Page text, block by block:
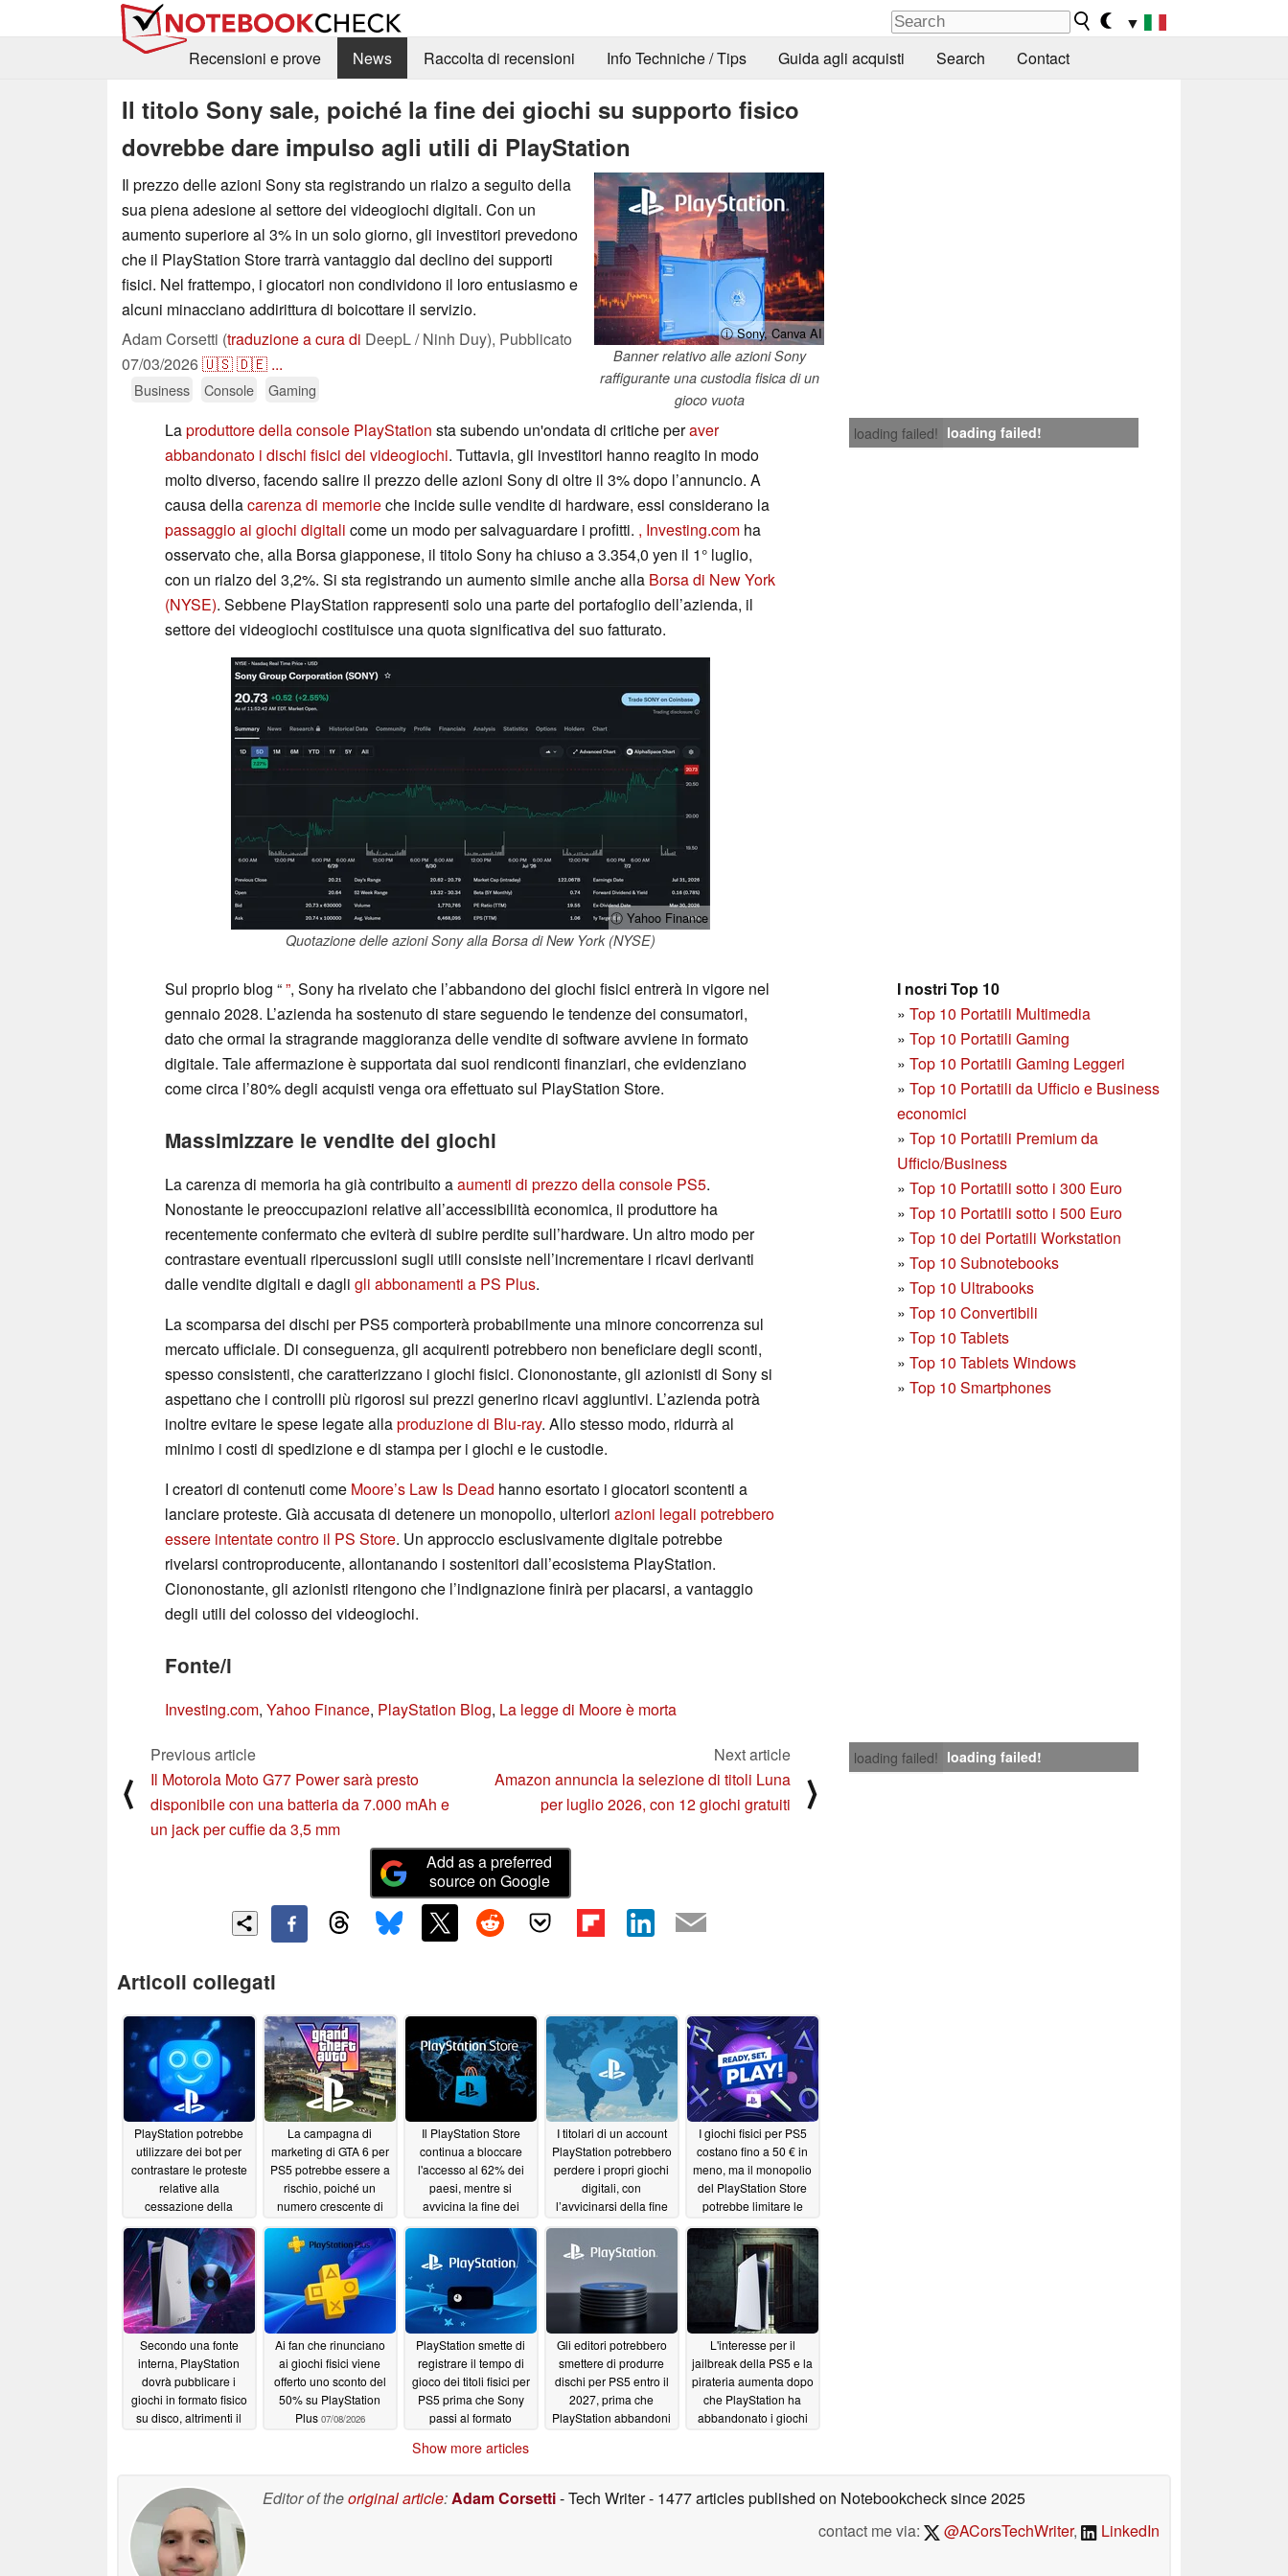
▼
Recensioni e prove
News Raccolta di recensioni Info Techniche / Tips Guida agli acquisti Search Contact
Il titolo Sony sale, poiché la fine dei giochi su supporto fisico
dovrebbe dare impulso agli utili di PlayStation
ⓘ Sony, Canva AI
Banner relativo alle azioni Sony
raffigurante una custodia fisica di un
gioco vuota
Il prezzo delle azioni Sony sta registrando un rialzo a seguito della
sua piena adesione al settore dei videogiochi digitali. Con un
aumento superiore al 3% in un solo giorno, gli investitori prevedono
che il PlayStation Store trarrà vantaggio dal declino dei supporti
fisici. Nel frattempo, i giocatori non condividono il loro entusiasmo e
alcuni minacciano addirittura di boicottare il servizio.
Adam Corsetti (traduzione a cura di DeepL / Ninh Duy), Pubblicato
07/03/2026🇺🇸🇩🇪 ...
Business Console Gaming
loading failed! loading failed!
Laproduttore della console PlayStation sta subendo un'ondata di critiche peraver
abbandonato i dischi fisici dei videogiochi. Tuttavia, gli investitori hanno reagito in modo
molto diverso, facendo salire il prezzo delle azioni Sony di oltre il 3% dopo l’annuncio. A
causa dellacarenza di memorieche incide sulle vendite di hardware, essi considerano la
passaggio ai giochi digitali come un modo per salvaguardare i profitti. , Investing.com ha
osservato che, alla Borsa giapponese, il titolo Sony ha chiuso a 3.354,0 yen il 1° luglio,
con un rialzo del 3,2%. Si sta registrando un aumento simile anche alla Borsa di New York
(NYSE). Sebbene PlayStation rappresenti solo una parte del portafoglio dell’azienda, il
settore dei videogiochi costituisce una quota significativa del suo fatturato.
ⓘ Yahoo Finance
Quotazione delle azioni Sony alla Borsa di New York (NYSE)
I nostri Top 10
» Top 10 Portatili Multimedia
» Top 10 Portatili Gaming
» Top 10 Portatili Gaming Leggeri
» Top 10 Portatili da Ufficio e Business
economici
» Top 10 Portatili Premium da
Ufficio/Business
» Top 10 Portatili sotto i 300 Euro
» Top 10 Portatili sotto i 500 Euro
» Top 10 dei Portatili Workstation
» Top 10 Subnotebooks
» Top 10 Ultrabooks
» Top 10 Convertibili
» Top 10 Tablets
» Top 10 Tablets Windows
» Top 10 Smartphones
Sul proprio blog “”, Sony ha rivelato che l’abbandono dei giochi fisici entrerà in vigore nel
gennaio 2028. L’azienda ha sostenuto di stare seguendo le tendenze dei consumatori,
dato che ormai la stragrande maggioranza delle vendite di software avviene in formato
digitale. Tale affermazione è supportata dai suoi rendiconti finanziari, che evidenziano
come circa l’80% degli acquisti venga ora effettuato sul PlayStation Store.
Massimizzare le vendite dei giochi
La carenza di memoria ha già contribuito aaumenti di prezzo della console PS5.
Nonostante le preoccupazioni relative all’accessibilità economica, il produttore ha
recentemente confermato che eviterà di subire perdite sull’hardware. Un altro modo per
contrastare eventuali ripercussioni sugli utili consiste nell’incrementare i ricavi derivanti
dalle vendite digitali e dagli gli abbonamenti a PS Plus.
La scomparsa dei dischi per PS5 comporterà probabilmente una minore concorrenza sul
mercato ufficiale. Di conseguenza, gli acquirenti potrebbero non beneficiare degli sconti,
spesso consistenti, che caratterizzano i giochi fisici. Ciononostante, gli azionisti di Sony si
aspettano che i controlli più rigorosi sui prezzi generino ricavi aggiuntivi. L’azienda potrà
inoltre evitare le spese legate allaproduzione di Blu-ray. Allo stesso modo, ridurrà al
minimo i costi di spedizione e di stampa per i giochi e le custodie.
I creatori di contenuti come Moore’s Law Is Dead hanno esortato i giocatori scontenti a
lanciare proteste. Già accusata di detenere un monopolio, ulteriori azioni legali potrebbero
essere intentate contro il PS Store. Un approccio esclusivamente digitale potrebbe
rivelarsi controproducente, allontanando i sostenitori dall’ecosistema PlayStation.
Ciononostante, gli azionisti ritengono che l’indignazione finirà per placarsi, a vantaggio
degli utili del colosso dei videogiochi.
Fonte/i
Investing.com, Yahoo Finance, PlayStation Blog, La legge di Moore è morta
loading failed! loading failed!
⟨
Previous article
Il Motorola Moto G77 Power sarà presto
disponibile con una batteria da 7.000 mAh e
un jack per cuffie da 3,5 mm
Next article
Amazon annuncia la selezione di titoli Luna
per luglio 2026, con 12 giochi gratuiti
⟩
Add as a preferred
source on Google
Articoli collegati
PlayStation potrebbe
utilizzare dei bot per
contrastare le proteste
relative alla
cessazione della
fisici per PS5
07/18/2026
La campagna di
marketing di GTA 6 per
PS5 potrebbe essere a
rischio, poiché un
numero crescente di
reazioni negative nei
confronti di PlayStation
07/17/2026
Il PlayStation Store
continua a bloccare
l'accesso al 62% dei
paesi, mentre si
avvicina la fine dei
I titolari di un account
PlayStation potrebbero
perdere i propri giochi
digitali, con
l’avvicinarsi della fine
I giochi fisici per PS5
costano fino a 50 € in
meno, ma il monopolio
del PlayStation Store
potrebbe limitare le
07/10/2026
Secondo una fonte
interna, PlayStation
dovrà pubblicare i
giochi in formato fisico
su disco, altrimenti il
Ai fan che rinunciano
ai giochi fisici viene
offerto uno sconto del
50% su PlayStation
Plus 07/08/2026
PlayStation smette di
registrare il tempo di
gioco dei titoli fisici per
PS5 prima che Sony
passi al formato
07/07/2026
Gli editori potrebbero
smettere di produrre
dischi per PS5 entro il
2027, prima che
PlayStation abbandoni
L'interesse per il
jailbreak della PS5 e la
pirateria aumenta dopo
che PlayStation ha
abbandonato i giochi
Show more articles
Editor of theoriginal article:Adam Corsetti- Tech Writer- 1477 articles published on Notebookchecksince 2025
contact me via:
@ACorsTechWriter, LinkedIn